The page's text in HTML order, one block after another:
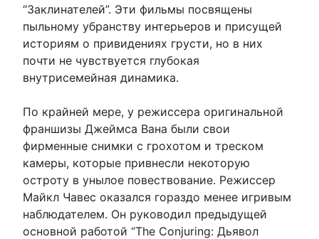
“Заклинателей”. Эти фильмы посвящены
пыльному убранству интерьеров и присущей
историям о привидениях грусти, но в них
почти не чувствуется глубокая
внутрисемейная динамика.
По крайней мере, у режиссера оригинальной
франшизы Джеймса Вана были свои
фирменные снимки с грохотом и треском
камеры, которые привнесли некоторую
остроту в унылое повествование. Режиссер
Майкл Чавес оказался гораздо менее игривым
наблюдателем. Он руководил предыдущей
основной работой “The Conjuring: Дьявол